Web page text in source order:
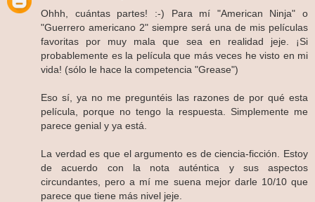
Ohhh, cuántas partes! :-) Para mí "American Ninja" o
"Guerrero americano 2" siempre será una de mis películas
favoritas por muy mala que sea en realidad jeje. ¡Si
probablemente es la película que más veces he visto en mi
vida! (sólo le hace la competencia "Grease")
Eso sí, ya no me preguntéis las razones de por qué esta
película, porque no tengo la respuesta. Simplemente me
parece genial y ya está.
La verdad es que el argumento es de ciencia-ficción. Estoy
de acuerdo con la nota auténtica y sus aspectos
circundantes, pero a mí me suena mejor darle 10/10 que
parece que tiene más nivel jeje.